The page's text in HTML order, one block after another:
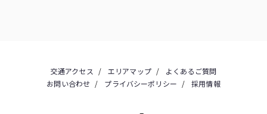
交通アクセス エリアマップ
よくあるご質問
お問い合わせ
プライバシーポリシー 採用情報